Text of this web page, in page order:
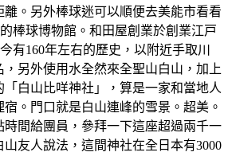
離。另外棒球迷可以順便去美能市看看
棒球博物館。和田屋創業於創業江戸
有160年左右的歷史，以附近手取川
另外使用水全然來全聖山白山，加上
白山比咩神社」，算是一家和當地人
。門口就是白山連峰的雪景。超美。
間給團員，參拜一下這座超過兩千一
友人說法，這間神社在全日本有3000